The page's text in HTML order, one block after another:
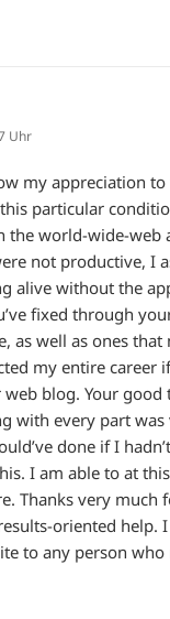
Uhr
my appreciation
particular
the world-wide-web
not productive, I
alive without the
fixed through
as well as ones
my entire career
blog. Your good
with every part was
done if I
I am able to at
Thanks very much
oriented help. I
to any person who